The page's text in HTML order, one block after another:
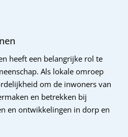
heeft een belangrijke rol te
Als lokale omroep
om de inwoners van
en betrekken bij
en ontwikkelingen in dorp en